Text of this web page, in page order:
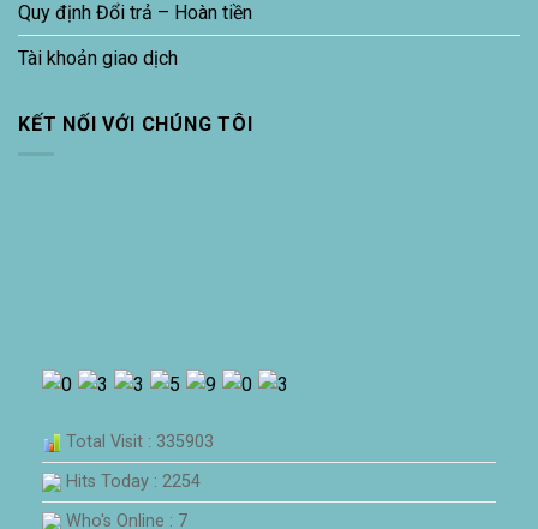
Quy định Đổi trả – Hoàn tiền
Tài khoản giao dịch
KẾT NỐI VỚI CHÚNG TÔI
Total Visit : 335903
Hits Today : 2254
Who's Online : 7